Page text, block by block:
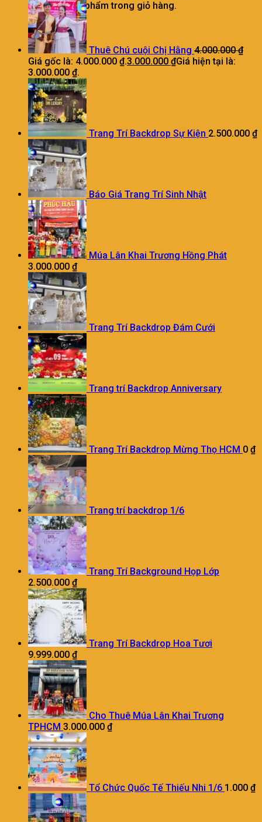
Chưa có sản phẩm trong giỏ hàng.
Thuê Chú cuội Chị Hằng 4.000.000₫
Giá gốc là: 4.000.000 ₫.3.000.000 ₫Giá hiện tại là:
3.000.000 ₫.
Trang Trí Backdrop Sự Kiện 2.500.000 ₫
Báo Giá Trang Trí Sinh Nhật
Múa Lân Khai Trương Hồng Phát
3.000.000 ₫
Trang Trí Backdrop Đám Cưới
Trang trí Backdrop Anniversary
Trang Trí Backdrop Mừng Thọ HCM 0 ₫
Trang trí backdrop 1/6
Trang Trí Background Họp Lớp
2.500.000 ₫
Trang Trí Backdrop Hoa Tươi
9.999.000 ₫
Cho Thuê Múa Lân Khai Trương
TPHCM 3.000.000 ₫
Tổ Chức Quốc Tế Thiếu Nhi 1/6 1.000 ₫